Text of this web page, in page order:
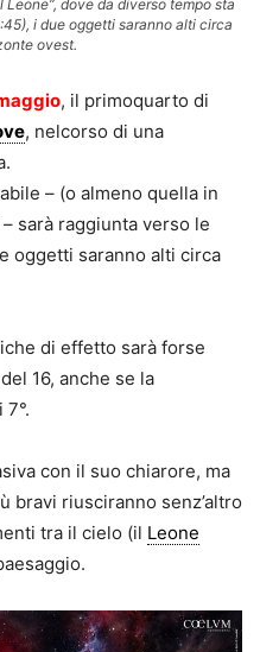
dove da diverso tempo sta
i due oggetti saranno alti circa
ovest.
, il primoquarto di
, nelcorso di una
– (o almeno quella in
sarà raggiunta verso le
oggetti saranno alti circa
di effetto sarà forse
16, anche se la
con il suo chiarore, ma
bravi riusciranno senz’altro
tra il cielo (il Leone